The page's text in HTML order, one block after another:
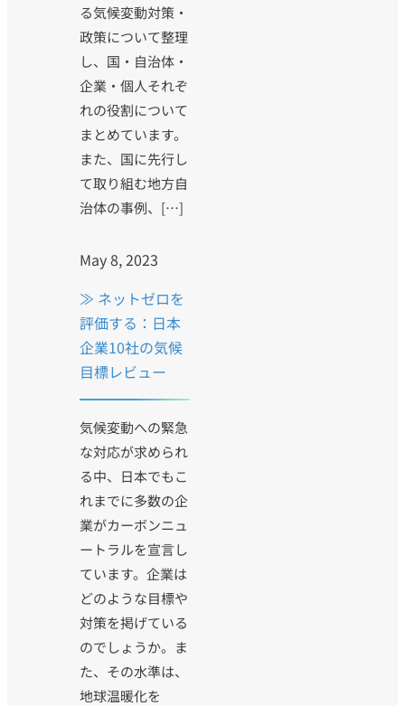
る気候変動対策・
政策について整理
し、国・自治体・
企業・個人それぞ
れの役割について
まとめています。
また、国に先行し
て取り組む地方自
治体の事例、[…]
May 8, 2023
≫ ネットゼロを
評価する：日本
企業10社の気候
目標レビュー
気候変動への緊急
な対応が求められ
る中、日本でもこ
れまでに多数の企
業がカーボンニュ
ートラルを宣言し
ています。企業は
どのような目標や
対策を掲げている
のでしょうか。ま
た、その水準は、
地球温暖化を